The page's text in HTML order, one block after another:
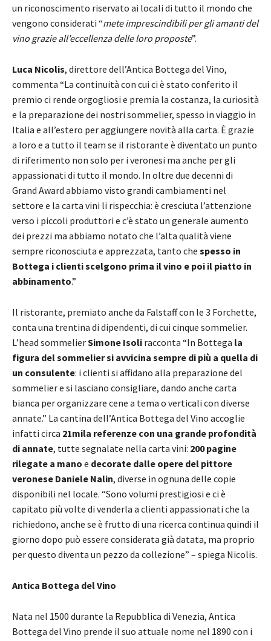
un riconoscimento riservato ai locali di tutto il mondo che
vengono considerati “mete imprescindibili per gli amanti del
vino grazie all’eccellenza delle loro proposte”.
Luca Nicolis, direttore dell’Antica Bottega del Vino,
commenta “La continuità con cui ci è stato conferito il
premio ci rende orgogliosi e premia la costanza, la curiosità
e la preparazione dei nostri sommelier, spesso in viaggio in
Italia e all’estero per aggiungere novità alla carta. È grazie
a loro e a tutto il team se il ristorante è diventato un punto
di riferimento non solo per i veronesi ma anche per gli
appassionati di tutto il mondo. In oltre due decenni di
Grand Award abbiamo visto grandi cambiamenti nel
settore e la carta vini li rispecchia: è cresciuta l’attenzione
verso i piccoli produttori e c’è stato un generale aumento
dei prezzi ma abbiamo notato che l’alta qualità viene
sempre riconosciuta e apprezzata, tanto che spesso in
Bottega i clienti scelgono prima il vino e poi il piatto in
abbinamento.”
Il ristorante, premiato anche da Falstaff con le 3 Forchette,
conta una trentina di dipendenti, di cui cinque sommelier.
L’head sommelierSimone Isoli racconta “In Bottega la
figura del sommelier si avvicina sempre di più a quella di
un consulente: i clienti si affidano alla preparazione del
sommelier e si lasciano consigliare, dando anche carta
bianca per organizzare cene a tema o verticali con diverse
annate.” La cantina dell’Antica Bottega del Vino accoglie
infatti circa 21mila referenze con una grande profondità
di annate, tutte segnalate nella carta vini: 200 pagine
rilegate a mano e decorate dalle opere del pittore
veronese Daniele Nalin, diverse in ognuna delle copie
disponibili nel locale. “Sono volumi prestigiosi e ci è
capitato più volte di venderla a clienti appassionati che la
richiedono, anche se è frutto di una ricerca continua quindi il
giorno dopo può essere considerata già datata, ma proprio
per questo diventa un pezzo da collezione” – spiega Nicolis.
Antica Bottega del Vino
Nata nel 1500 durante la Repubblica di Venezia, Antica
Bottega del Vino prende il suo attuale nome nel 1890 con i